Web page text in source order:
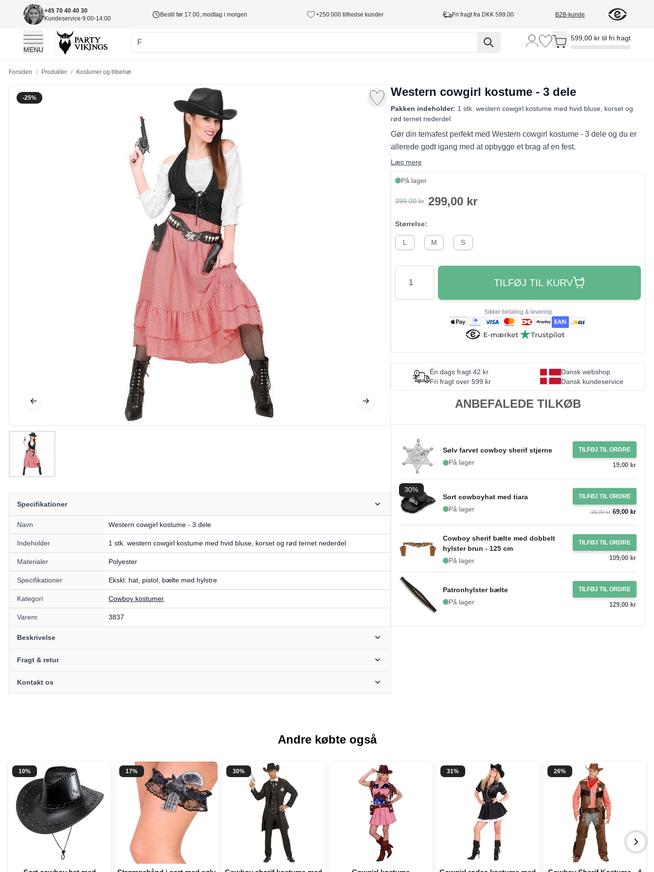
+45 70 40 40 30
Kundeservice 9:00-14:00
Bestil før 17.00, modtag i morgen +250.000 tilfredse kunder Fri fragt fra DKK 599.00 B2B-kunde
MENU
Toggle minicart, Cart is empty
599,00 kr til fri fragt
Forsiden / Produkter / Kostumer og tilbehør
-25%
Specifikationer
Navn Western cowgirl kostume - 3 dele
Indeholder 1 stk. western cowgirl kostume med hvid bluse, korset og rød ternet nederdel
Materialer Polyester
Specifikationer Ekskl. hat, pistol, bælte med hylstre
Kategori Cowboy kostumer
Varenr. 3837
Beskrivelse
Fragt & retur
Kontakt os
Western cowgirl kostume - 3 dele
Pakken indeholder: 1 stk. western cowgirl kostume med hvid bluse, korset og
rød ternet nederdel
Gør din temafest perfekt med Western cowgirl kostume - 3 dele og du er
allerede godt igang med at opbygge et brag af en fest.
Læs mere
På lager
399,00 kr 299,00 kr
Størrelse:
L M S
Antal
TILFØJ TIL KURV
Sikker betaling & levering
Én dags fragt 42 kr
Fri fragt over 599 kr
Dansk webshop
Dansk kundeservice
ANBEFALEDE TILKØB
Sølv farvet cowboy sherif stjerne
På lager
TILFØJ TIL ORDRE
19,00 kr
30%
Sort cowboyhat med tiara
På lager
TILFØJ TIL ORDRE
99,00 kr69,00 kr
Cowboy sherif bælte med dobbelt
hylster brun - 125 cm
På lager
TILFØJ TIL ORDRE
109,00 kr
Patronhylster bælte
På lager
TILFØJ TIL ORDRE
129,00 kr
Andre købte også
10% 17% 30% 31% 26%